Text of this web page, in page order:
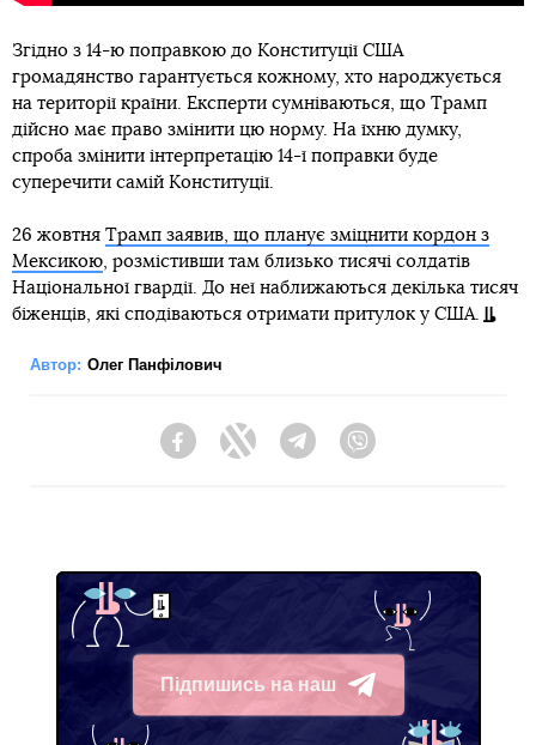
Згідно з 14-ю поправкою до Конституції США
громадянство гарантується кожному, хто народжується
на території країни. Експерти сумніваються, що Трамп
дійсно має право змінити цю норму. На їхню думку,
спроба змінити інтерпретацію 14-ї поправки буде
суперечити самій Конституції.
26 жовтня Трамп заявив, що планує зміцнити кордон з
Мексикою, розмістивши там близько тисячі солдатів
Національної гвардії. До неї наближаються декілька тисяч
біженців, які сподіваються отримати притулок у США.
Автор: Олег Панфілович
FacebookTwitter Telegram
Підпишись на наш
Telegram